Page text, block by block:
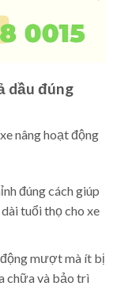
dầu đúng
nâng hoạt động
đúng cách giúp
tuổi thọ cho xe
mượt mà ít bị
chữa và bảo trì